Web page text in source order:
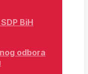
BiH
odbora